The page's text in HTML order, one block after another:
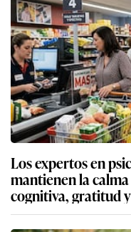
Los expertos en
mantienen la
cognitiva, gratitud